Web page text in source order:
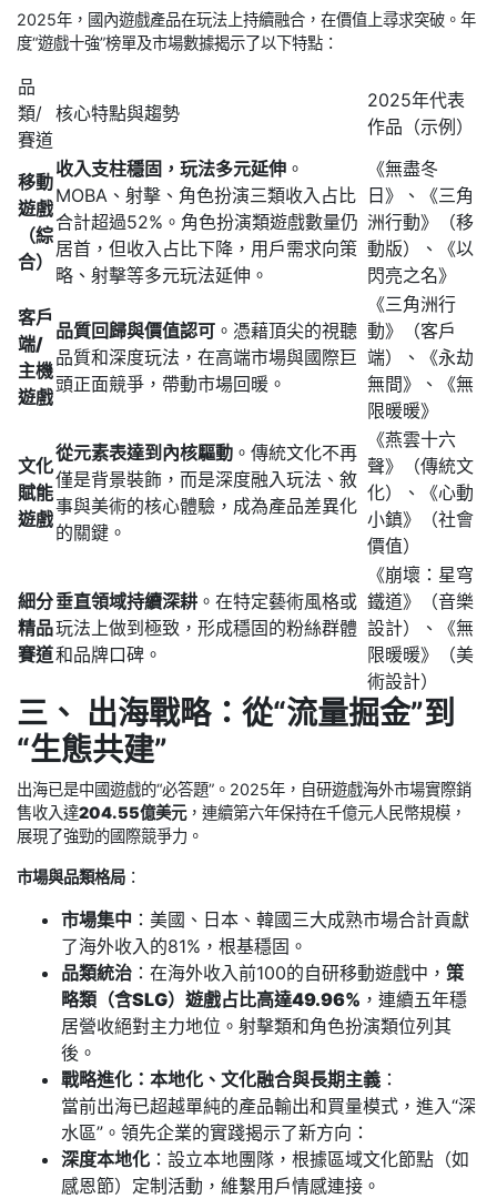
2025年，國內遊戲產品在玩法上持續融合，在價值上尋求突破。年
度“遊戲十強”榜單及市場數據揭示了以下特點：
品
類/
賽道
核心特點與趨勢
2025年代表
作品（示例）
移動
遊戲
（綜
合）
收入支柱穩固，玩法多元延伸 。
MOBA、射擊、角色扮演三類收入占比
合計超過52%。角色扮演類遊戲數量仍
居首，但收入占比下降，用戶需求向策
略、射擊等多元玩法延伸。
《無盡冬
日》、《三角
洲行動》（移
動版）、《以
閃亮之名》
客戶
端/
主機
遊戲
品質回歸與價值認可 。憑藉頂尖的視聽
品質和深度玩法，在高端市場與國際巨
頭正面競爭，帶動市場回暖。
《三角洲行
動》（客戶
端）、《永劫
無間》、《無
限暖暖》
文化
賦能
遊戲
從元素表達到內核驅動 。傳統文化不再
僅是背景裝飾，而是深度融入玩法、敘
事與美術的核心體驗，成為產品差異化
的關鍵。
《燕雲十六
聲》（傳統文
化）、《心動
小鎮》（社會
價值）
細分
精品
賽道
垂直領域持續深耕 。在特定藝術風格或
玩法上做到極致，形成穩固的粉絲群體
和品牌口碑。
《崩壞：星穹
鐵道》（音樂
設計）、《無
限暖暖》（美
術設計）
三、 出海戰略：從“流量掘金”到
“生態共建”
出海已是中國遊戲的“必答題”。2025年，自研遊戲海外市場實際銷
售收入達204.55億美元，連續第六年保持在千億元人民幣規模，
展現了強勁的國際競爭力。
市場與品類格局 ：
市場集中 ：美國、日本、韓國三大成熟市場合計貢獻
了海外收入的81%，根基穩固。
品類統治 ：在海外收入前100的自研移動遊戲中， 策
略類（含SLG）遊戲占比高達49.96% ，連續五年穩
居營收絕對主力地位。射擊類和角色扮演類位列其
後。
戰略進化：本地化、文化融合與長期主義 ：
當前出海已超越單純的產品輸出和買量模式，進入“深
水區”。領先企業的實踐揭示了新方向：
深度本地化 ：設立本地團隊，根據區域文化節點（如
感恩節）定制活動，維繫用戶情感連接。